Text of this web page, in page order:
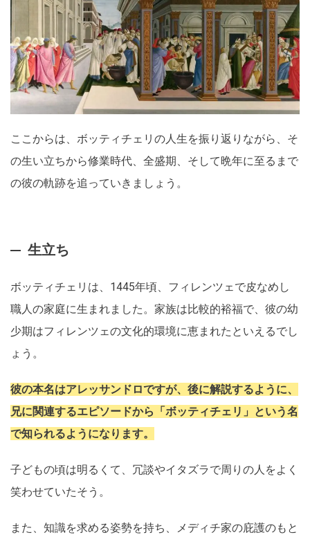
ここからは、ボッティチェリの人生を振り返りながら、そ
の生い立ちから修業時代、全盛期、そして晩年に至るまで
の彼の軌跡を追っていきましょう。
生立ち
ボッティチェリは、1445年頃、フィレンツェで皮なめし
職人の家庭に生まれました。家族は比較的裕福で、彼の幼
少期はフィレンツェの文化的環境に恵まれたといえるでし
ょう。
彼の本名はアレッサンドロですが、後に解説するように、
兄に関連するエピソードから「ボッティチェリ」という名
で知られるようになります。
子どもの頃は明るくて、冗談やイタズラで周りの人をよく
笑わせていたそう。
また、知識を求める姿勢を持ち、メディチ家の庇護のもと